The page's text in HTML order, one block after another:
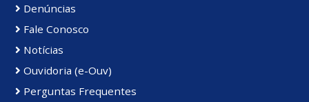
Denúncias
Fale Conosco
Notícias
Ouvidoria (e-Ouv)
Perguntas Frequentes